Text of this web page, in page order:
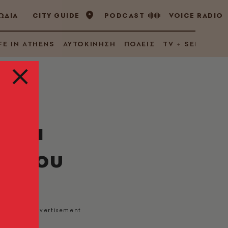
CITY GUIDE PODCAST VOICE RADIO
IN ATHENS ΑΥΤΟΚΙΝΗΣΗ ΠΟΛΕΙΣ TV + SERIES